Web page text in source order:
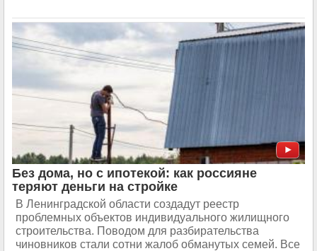
Без дома, но с ипотекой: как россияне
теряют деньги на стройке
В Ленинградской области создадут реестр
проблемных объектов индивидуального жилищного
строительства. Поводом для разбирательства
чиновников стали сотни жалоб обманутых семей. Все